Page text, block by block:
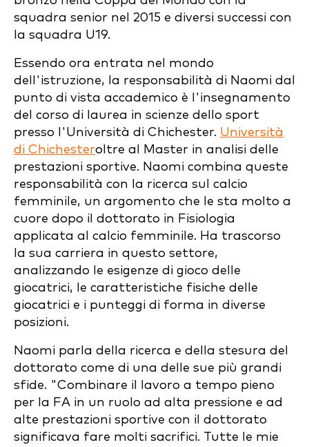
squadra senior nel 2015 e diversi successi con
la squadra U19.
Essendo ora entrata nel mondo
dell'istruzione, la responsabilità di Naomi dal
punto di vista accademico è l'insegnamento
del corso di laurea in scienze dello sport
presso l'Università di Chichester. Università
di Chichesteroltre al Master in analisi delle
prestazioni sportive. Naomi combina queste
responsabilità con la ricerca sul calcio
femminile, un argomento che le sta molto a
cuore dopo il dottorato in Fisiologia
applicata al calcio femminile. Ha trascorso
la sua carriera in questo settore,
analizzando le esigenze di gioco delle
giocatrici, le caratteristiche fisiche delle
giocatrici e i punteggi di forma in diverse
posizioni.
Naomi parla della ricerca e della stesura del
dottorato come di una delle sue più grandi
sfide. "Combinare il lavoro a tempo pieno
per la FA in un ruolo ad alta pressione e ad
alte prestazioni sportive con il dottorato
significava fare molti sacrifici. Tutte le mie